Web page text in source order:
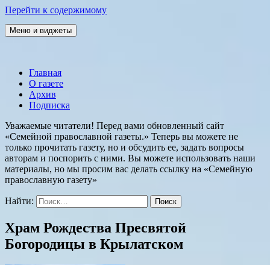
Перейти к содержимому
Семейная православная газета
Меню и виджеты
Главная
О газете
Архив
Подписка
Уважаемые читатели! Перед вами обновленный сайт
«Семейной православной газеты.» Теперь вы можете не
только прочитать газету, но и обсудить ее, задать вопросы
авторам и поспорить с ними. Вы можете использовать наши
материалы, но мы просим вас делать ссылку на «Семейную
православную газету»
Найти:
Храм Рождества Пресвятой
Богородицы в Крылатском